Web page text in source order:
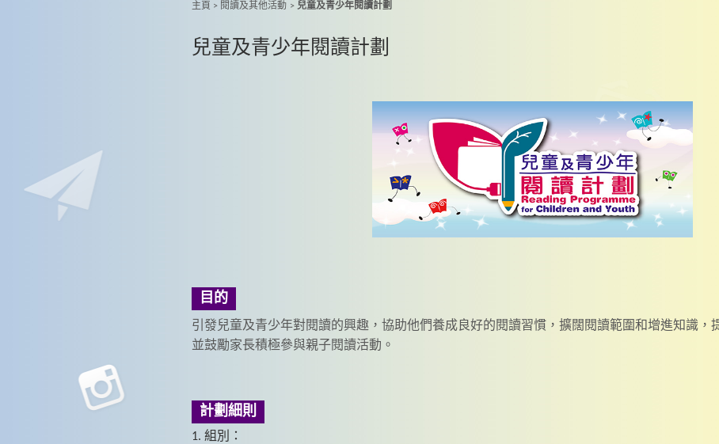
主頁 > 閱讀及其他活動 > 兒童及青少年閱讀計劃
兒童及青少年閱讀計劃
目的
引發兒童及青少年對閱讀的興趣，協助他們養成良好的閱讀習慣，擴闊閱讀範圍和增進知識，
並鼓勵家長積極參與親子閱讀活動。
計劃細則
1. 組別：